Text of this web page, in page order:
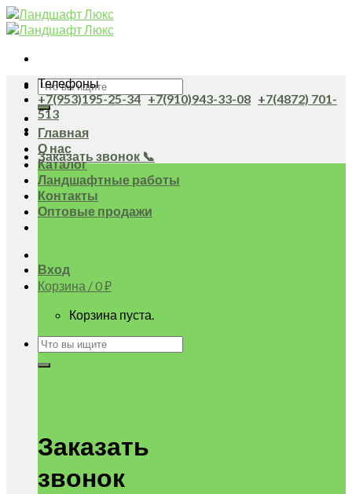
Skip
to
Искать:
Главная
О нас
Каталог
Ландшафтные работы
Контакты
Оптовые продажи
Вход
Корзина /0₽
Корзина пуста.
Искать:
Телефоны
+7(953)195-25-34 +7(910)943-33-08 +7(4872) 701-
513
Заказать звонок 📞
Заказать
звонок